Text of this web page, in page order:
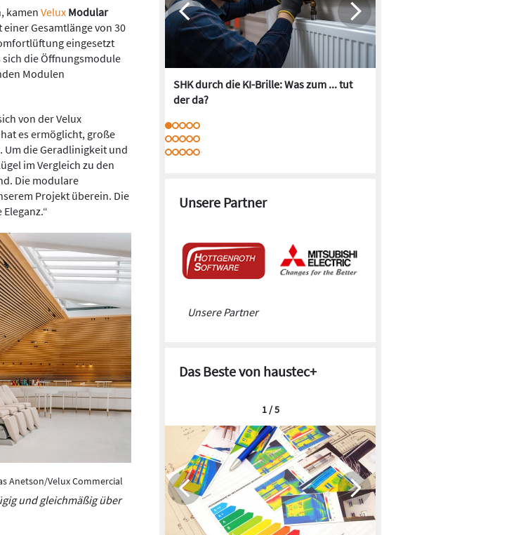
kamen Velux Modular
Gesamtlänge von 30
eingesetzt
die Öffnungsmodule
Modulen
von der Velux
es ermöglicht, große
Um die Geradlinigkeit und
im Vergleich zu den
Die modulare
Projekt überein. Die
Anetson/Velux Commercial
und gleichmäßig über
SHK durch die KI-Brille: Was zum ... tut
der da?
Unsere Partner
Unsere Partner
Das Beste von haustec+
1 / 5